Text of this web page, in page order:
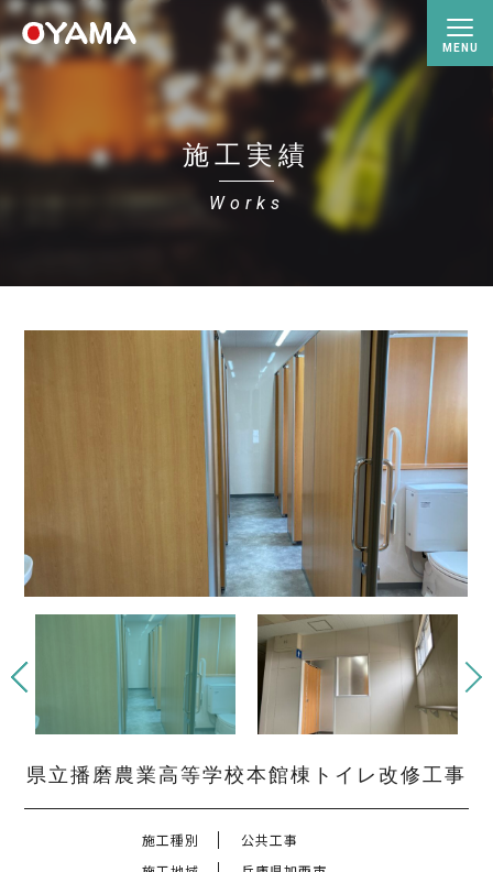
施工実績
Works
県立播磨農業高等学校本館棟トイレ改修工事
施工種別
公共工事